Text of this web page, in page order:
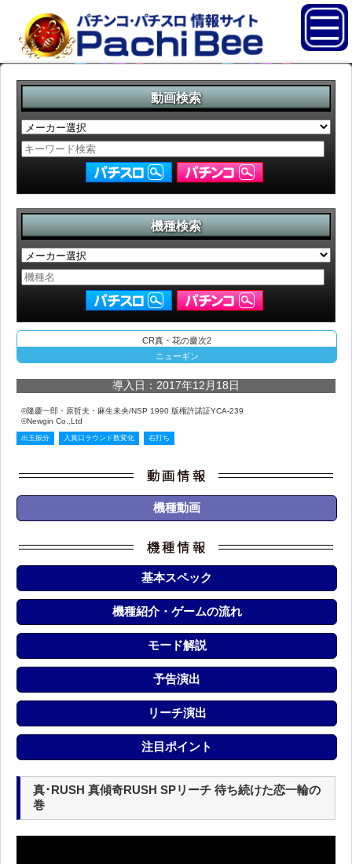
動画検索
機種検索
CR真・花の慶次2
ニューギン
導入日：2017年12月18日
©隆慶一郎・原哲夫・麻生未央/NSP 1990 版権許諾証YCA-239
©Newgin Co.,Ltd
出玉振分 入賞口ラウンド数変化 右打ち
機種動画
基本スペック
機種紹介・ゲームの流れ
モード解説
予告演出
リーチ演出
注目ポイント
真･RUSH 真傾奇RUSH SPリーチ 待ち続けた恋一輪の
巻